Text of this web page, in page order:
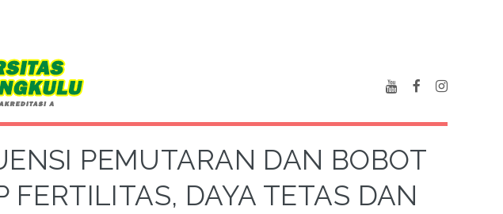
PEMUTARAN DAN BOBOT
FERTILITAS, DAYA TETAS DAN